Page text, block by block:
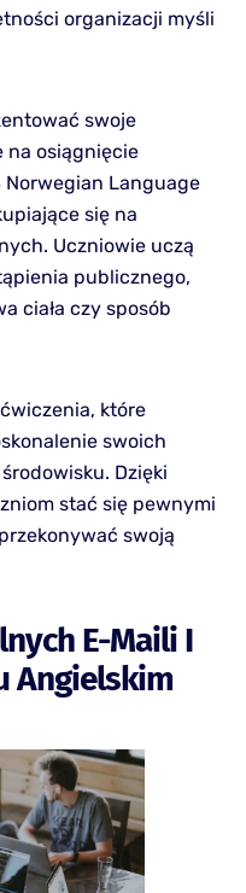
organizacji myśli
swoje
na osiągnięcie
Norwegian Language
się na
Uczniowie uczą
publicznego,
ciała czy sposób
które
swoich
Dzięki
stać się pewnymi
swoją
E-Maili I
Angielskim